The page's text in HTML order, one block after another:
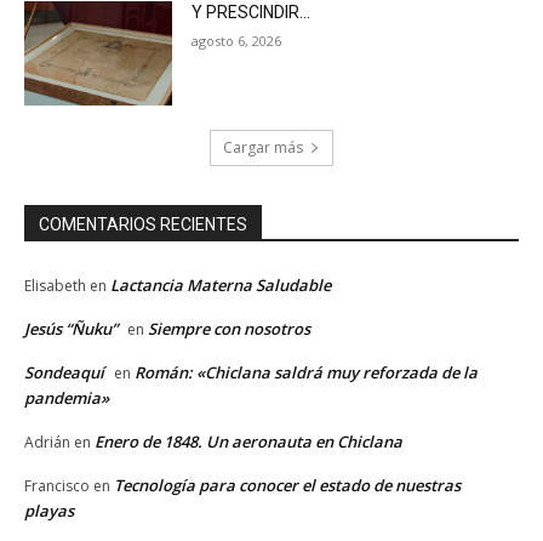
Y PRESCINDIR…
agosto 6, 2026
Cargar más
COMENTARIOS RECIENTES
Elisabeth en Lactancia Materna Saludable
Jesús “Ñuku” en Siempre con nosotros
Sondeaquí en Román: «Chiclana saldrá muy reforzada de la
pandemia»
Adrián en Enero de 1848. Un aeronauta en Chiclana
Francisco en Tecnología para conocer el estado de nuestras
playas